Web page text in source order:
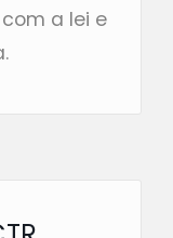
a lei e